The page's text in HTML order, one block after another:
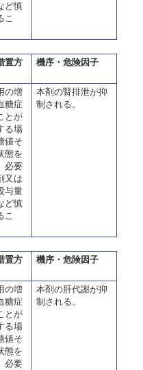
ど慎
こ
置方
機序・危険因子
の増
糖症
とが
る場
値そ
態を
必要
又は
与量
ど慎
こ
本剤の腎排泄が抑
制される。
置方
機序・危険因子
の増
糖症
とが
る場
値そ
態を
必要
本剤の肝代謝が抑
制される。